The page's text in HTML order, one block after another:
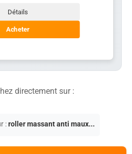
Détails
Acheter
directement sur :
:roller massant anti maux...